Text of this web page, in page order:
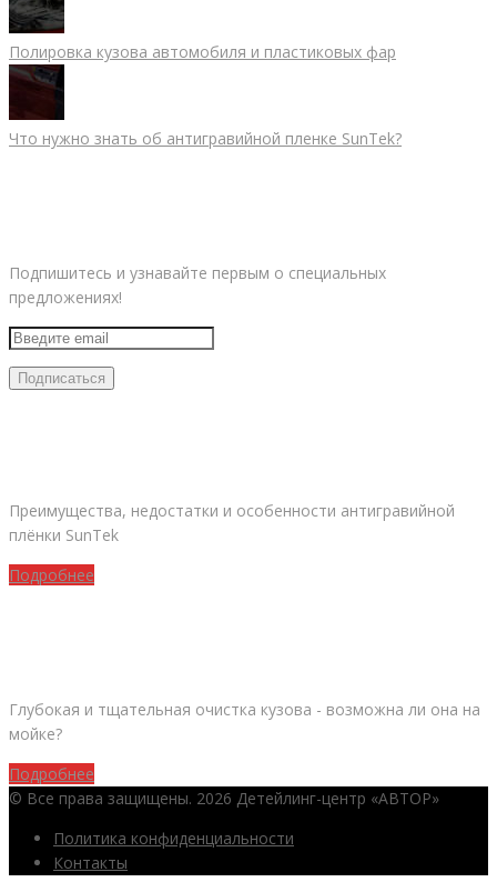
Полировка кузова автомобиля и пластиковых фар
Что нужно знать об антигравийной пленке SunTek?
Подпишитесь и узнавайте первым о специальных
предложениях!
Преимущества, недостатки и особенности антигравийной
плёнки SunTek
Подробнее
Глубокая и тщательная очистка кузова - возможна ли она на
мойке?
Подробнее
© Все права защищены. 2026 Детейлинг-центр «АВТОР»
Политика конфиденциальности
Контакты